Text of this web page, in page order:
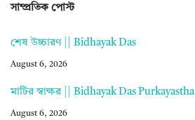
সাম্প্রতিক পোস্ট
শেষ উচ্চারণ || Bidhayak Das
August 6, 2026
মাটির স্বাক্ষর || Bidhayak Das Purkayastha
August 6, 2026